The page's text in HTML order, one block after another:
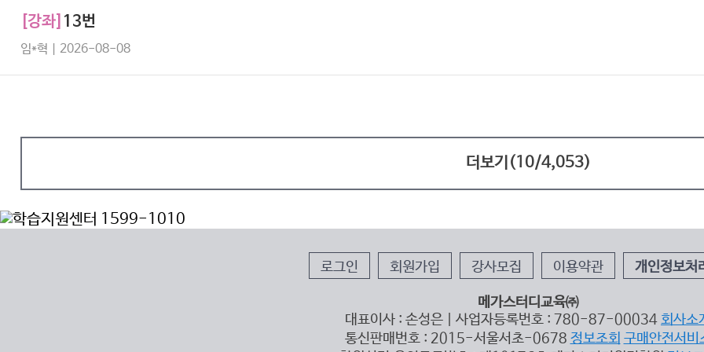
[강좌] 13번
임*혁 | 2026-08-08
더보기(10/4,053)
로그인 회원가입 강사모집 이용약관 개인정보처
메가스터디교육㈜
대표이사 : 손성은 | 사업자등록번호 : 780-87-00034 회사소
통신판매번호 : 2015-서울서초-0678 정보조회 구매안전서비